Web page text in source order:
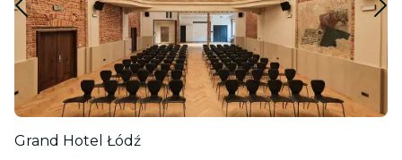
Grand Hotel Łódź